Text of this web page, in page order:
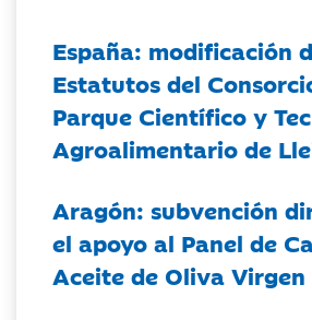
España: modificación
Estatutos del
Parque Científico y
Agroalimentario de
Aragón: subvención
el apoyo al Panel de
Aceite de Oliva